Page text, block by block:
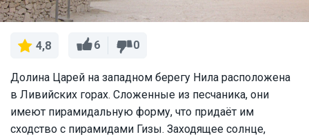
4,8 6 0
Долина Царей на западном берегу Нила расположена
в Ливийских горах. Сложенные из песчаника, они
имеют пирамидальную форму, что придаёт им
сходство с пирамидами Гизы. Заходящее солнце,